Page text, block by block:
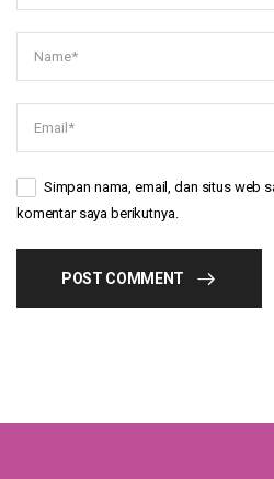
Simpan nama, email, dan situs web
komentar saya berikutnya.
POST COMMENT